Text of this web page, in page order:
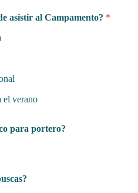
asistir al Campamento? *
el verano
para portero?